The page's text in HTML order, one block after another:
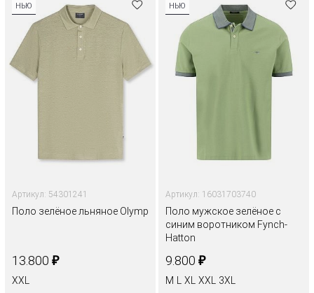
НЬЮ
Артикул: 54301241
Поло зелёное льняное Olymp
13.800 ₽
XXL
НЬЮ
Артикул: 16031703740
Поло мужское зелёное с
синим воротником Fynch-
Hatton
9.800 ₽
M XL XXL 3XL